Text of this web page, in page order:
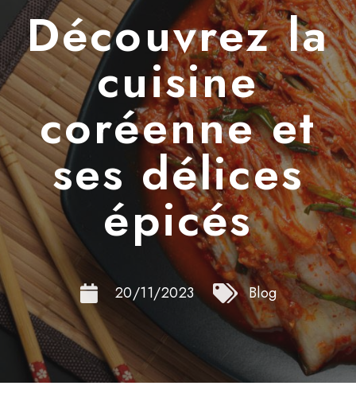
Découvrez la
cuisine
coréenne et
ses délices
épicés
20/11/2023 Blog